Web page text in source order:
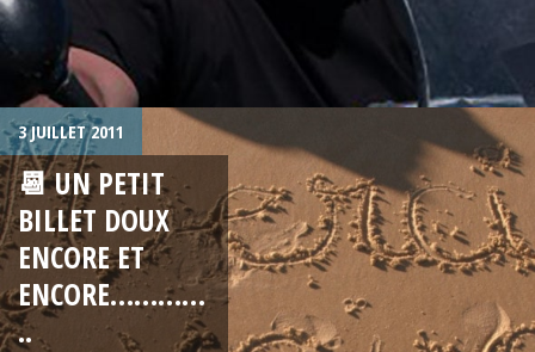
3 JUILLET 2011
📆 UN PETIT
BILLET DOUX
ENCORE ET
ENCORE…………
..